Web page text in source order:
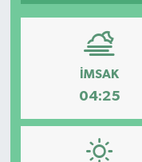
İMSAK
04:25